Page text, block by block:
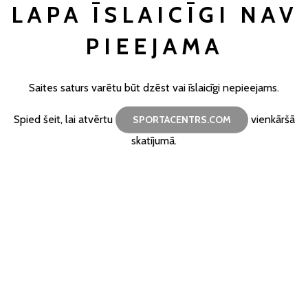
LAPA ĪSLAICĪGI NAV
PIEEJAMA
Saites saturs varētu būt dzēst vai īslaicīgi nepieejams.
Spied šeit, lai atvērtu SPORTACENTRS.COM
vienkāršā
skatījumā.